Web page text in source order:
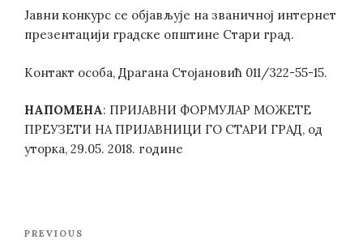
Јавни конкурс се објављује на званичној интернет
презентацији градске општине Стари град.
Контакт особа, Драгана Стојановић 011/322-55-15.
НАПОМЕНА: ПРИЈАВНИ ФОРМУЛАР МОЖЕТЕ
ПРЕУЗЕТИ НА ПРИЈАВНИЦИ ГО СТАРИ ГРАД, од
уторка, 29.05. 2018. године
Previous
PREVIOUS